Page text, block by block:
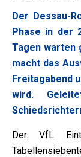
Der Dessau-
Phase in der
Tagen warten
macht das
Freitagabend
wird.
Der VfL